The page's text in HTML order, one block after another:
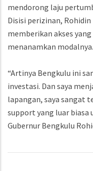
mendorong laju
Disisi perizinan,
memberikan akses
menanamkan modalnya.
“Artinya Bengkulu ini
investasi. Dan saya
lapangan, saya sangat
support yang luar biasa
Gubernur Bengkulu